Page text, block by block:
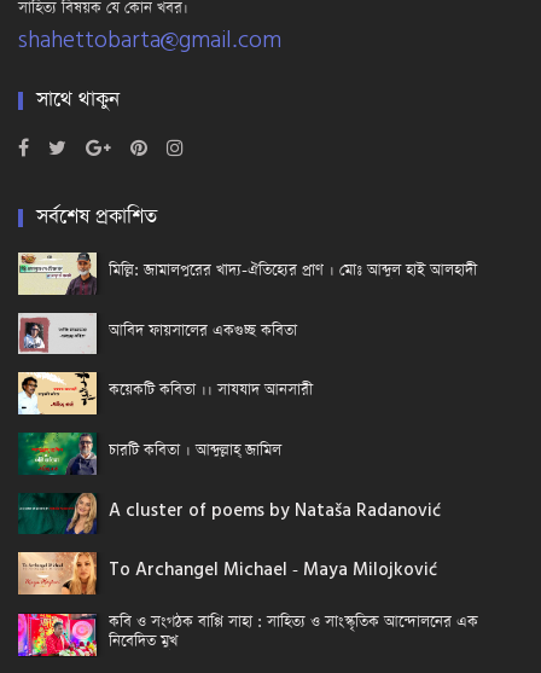
সাহিত্য বিষয়ক যে কোন খবর।
shahettobarta@gmail.com
সাথে থাকুন
সর্বশেষ প্রকাশিত
মিল্লি: জামালপুরের খাদ্য-ঐতিহ্যের প্রাণ । মোঃ আব্দুল হাই আলহাদী
আবিদ ফায়সালের একগুচ্ছ কবিতা
কয়েকটি কবিতা ।। সাযযাদ আনসারী
চারটি কবিতা । আব্দুল্লাহ্ জামিল
A cluster of poems by Nataša Radanović
To Archangel Michael - Maya Milojković
কবি ও সংগঠক বাপ্পি সাহা : সাহিত্য ও সাংস্কৃতিক আন্দোলনের এক
নিবেদিত মুখ